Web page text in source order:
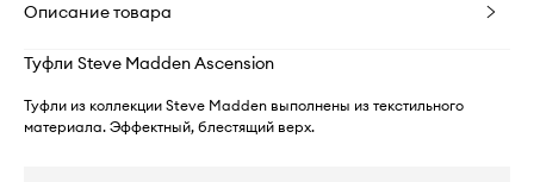
Описание товара
Туфли Steve Madden Ascension
Туфли из коллекции Steve Madden выполнены из текстильного
материала. Эффектный, блестящий верх.